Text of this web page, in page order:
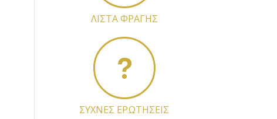
ΛΙΣΤΑ ΦΡΑΓΗΣ
ΣΥΧΝΕΣ ΕΡΩΤΗΣΕΙΣ